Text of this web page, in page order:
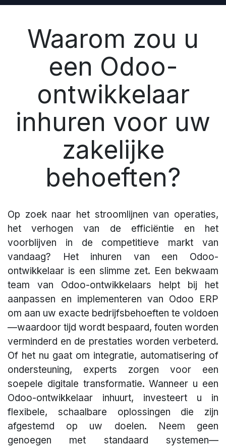
Waarom zou u
een Odoo-
ontwikkelaar
inhuren voor uw
zakelijke
behoeften?
Op zoek naar het stroomlijnen van operaties,
het verhogen van de efficiëntie en het
voorblijven in de competitieve markt van
vandaag? Het inhuren van een Odoo-
ontwikkelaar is een slimme zet. Een bekwaam
team van Odoo-ontwikkelaars helpt bij het
aanpassen en implementeren van Odoo ERP
om aan uw exacte bedrijfsbehoeften te voldoen
—waardoor tijd wordt bespaard, fouten worden
verminderd en de prestaties worden verbeterd.
Of het nu gaat om integratie, automatisering of
ondersteuning, experts zorgen voor een
soepele digitale transformatie. Wanneer u een
Odoo-ontwikkelaar inhuurt, investeert u in
flexibele, schaalbare oplossingen die zijn
afgestemd op uw doelen. Neem geen
genoegen met standaard systemen—